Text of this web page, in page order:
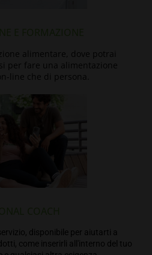
alimentare, dove potrai
per fare una alimentazione
line che di persona.
disponibile per aiutarti a
come inserirli all'interno del tuo